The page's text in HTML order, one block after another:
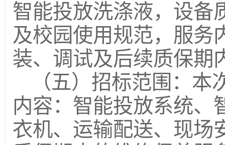
智能投放洗涤液，设备
及校园使用规范，服务
装、调试及后续质保期
（五）招标范围：
内容：智能投放系统、
衣机、运输配送、现场